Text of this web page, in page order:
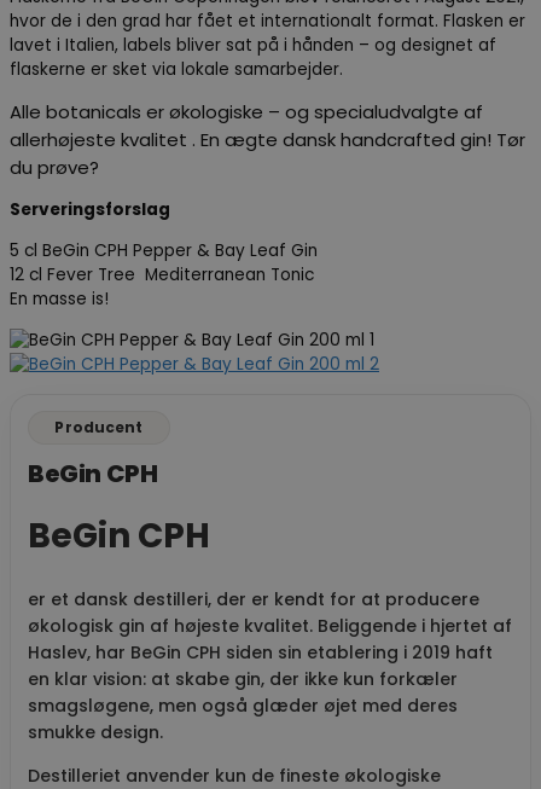
hvor de i den grad har fået et internationalt format. Flasken er
lavet i Italien, labels bliver sat på i hånden – og designet af
flaskerne er sket via lokale samarbejder.
Alle botanicals er økologiske – og specialudvalgte af
allerhøjeste kvalitet . En ægte dansk handcrafted gin! Tør
du prøve?
Serveringsforslag
5 cl BeGin CPH Pepper & Bay Leaf Gin
12 cl Fever Tree Mediterranean Tonic
En masse is!
Producent
BeGin CPH
BeGin CPH
er et dansk destilleri, der er kendt for at producere
økologisk gin af højeste kvalitet. Beliggende i hjertet af
Haslev, har BeGin CPH siden sin etablering i 2019 haft
en klar vision: at skabe gin, der ikke kun forkæler
smagsløgene, men også glæder øjet med deres
smukke design.
Destilleriet anvender kun de fineste økologiske